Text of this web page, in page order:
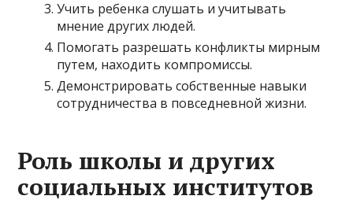
Учить ребенка слушать и учитывать
мнение других людей.
Помогать разрешать конфликты мирным
путем, находить компромиссы.
Демонстрировать собственные навыки
сотрудничества в повседневной жизни.
Роль школы и других
социальных институтов